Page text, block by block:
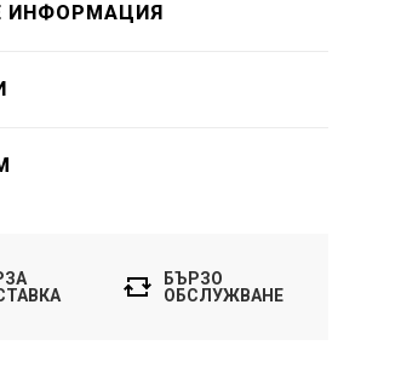
ИНФОРМАЦИЯ
БЪРЗО
ОБСЛУЖВАНЕ